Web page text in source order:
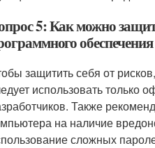
5: Как можно
обеспечения
защитить себя от
использовать
Также
на наличие
сложных